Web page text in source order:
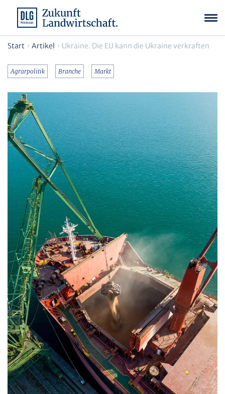
Start Artikel Ukraine. Die EU kann die Ukraine verkraften
Agrarpolitik Branche Markt